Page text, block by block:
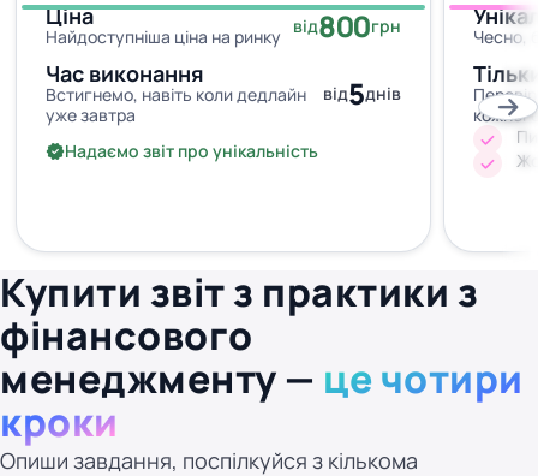
Ціна
Найдоступніша ціна на ринку від800грн
Час виконання
Встигнемо, навіть коли дедлайн
уже завтра
від5днів
Надаємо звіт про унікальність
Чесно,
Купити звіт з практики з
фінансового
менеджменту — це чотири
кроки
Опиши завдання, поспілкуйся з кількома